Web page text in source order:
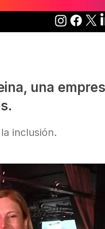
una
inclusión.